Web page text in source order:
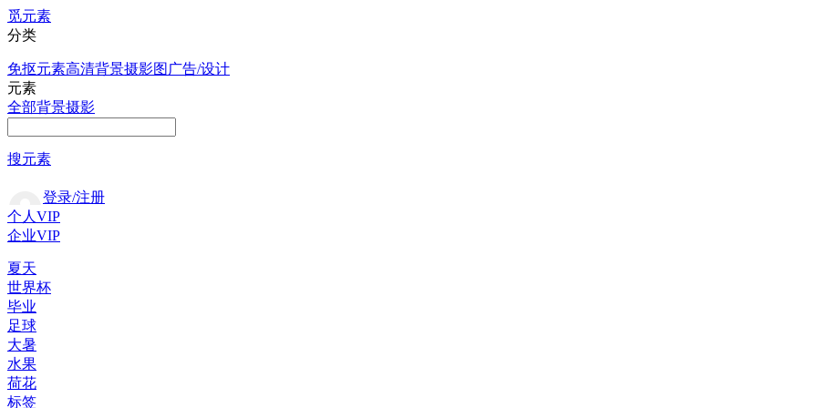
觅元素
分类
免抠元素高清背景摄影图 广告/设计
元素
全部背景摄影
搜元素
登录/注册
个人VIP
企业VIP
夏天
世界杯
毕业
足球
大暑
水果
荷花
标签